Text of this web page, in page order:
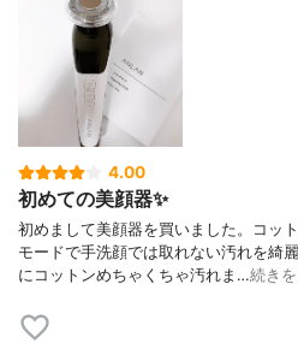
4.00
初めての美顔器✨
初めまして美顔器を買いました。コッ
モードで手洗顔では取れない汚れを綺
にコットンめちゃくちゃ汚れま…続き